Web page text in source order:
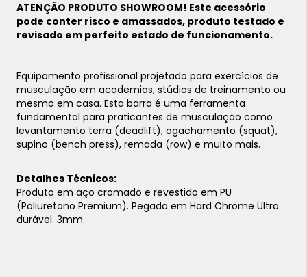
ATENÇÃO PRODUTO SHOWROOM! Este acessório
pode conter risco e amassados, produto testado e
revisado em perfeito estado de funcionamento.
Equipamento profissional projetado para exercícios de
musculação em academias, stúdios de treinamento ou
mesmo em casa. Esta barra é uma ferramenta
fundamental para praticantes de musculação como
levantamento terra (deadlift), agachamento (squat),
supino (bench press), remada (row) e muito mais.
Detalhes Técnicos:
Produto em aço cromado e revestido em PU
(Poliuretano Premium). Pegada em Hard Chrome Ultra
durável. 3mm.